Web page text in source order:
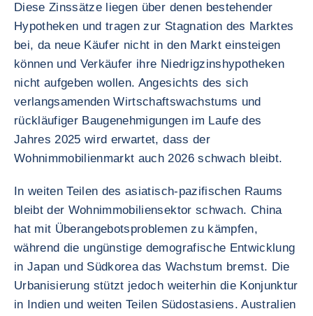
Diese Zinssätze liegen über denen bestehender
Hypotheken und tragen zur Stagnation des Marktes
bei, da neue Käufer nicht in den Markt einsteigen
können und Verkäufer ihre Niedrigzinshypotheken
nicht aufgeben wollen. Angesichts des sich
verlangsamenden Wirtschaftswachstums und
rückläufiger Baugenehmigungen im Laufe des
Jahres 2025 wird erwartet, dass der
Wohnimmobilienmarkt auch 2026 schwach bleibt.
In weiten Teilen des asiatisch-pazifischen Raums
bleibt der Wohnimmobiliensektor schwach. China
hat mit Überangebotsproblemen zu kämpfen,
während die ungünstige demografische Entwicklung
in Japan und Südkorea das Wachstum bremst. Die
Urbanisierung stützt jedoch weiterhin die Konjunktur
in Indien und weiten Teilen Südostasiens. Australien